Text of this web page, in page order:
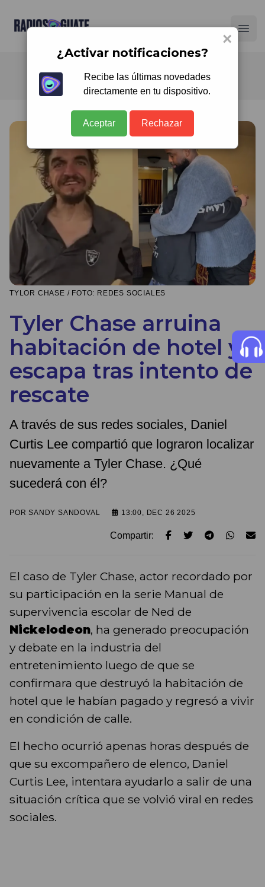
Radios Guate
TYLOR CHASE / FOTO: REDES SOCIALES
Tyler Chase arruina
habitación de hotel y
escapa tras intento de
rescate
A través de sus redes sociales, Daniel
Curtis Lee compartió que lograron localizar
nuevamente a Tyler Chase. ¿Qué
sucederá con él?
PORSANDY SANDOVAL 13:00, DEC 26 2025
Compartir:
El caso de Tyler Chase, actor recordado por
su participación en la serie Manual de
supervivencia escolar de Ned de
Nickelodeon, ha generado preocupación
y debate en la industria del
entretenimiento luego de que se
confirmara que destruyó la habitación de
hotel que le habían pagado y regresó a vivir
en condición de calle.
El hecho ocurrió apenas horas después de
que su excompañero de elenco, Daniel
Curtis Lee, intentara ayudarlo a salir de una
situación crítica que se volvió viral en redes
sociales.
×
¿Activar notificaciones?
Recibe las últimas novedades
directamente en tu dispositivo.
Aceptar Rechazar